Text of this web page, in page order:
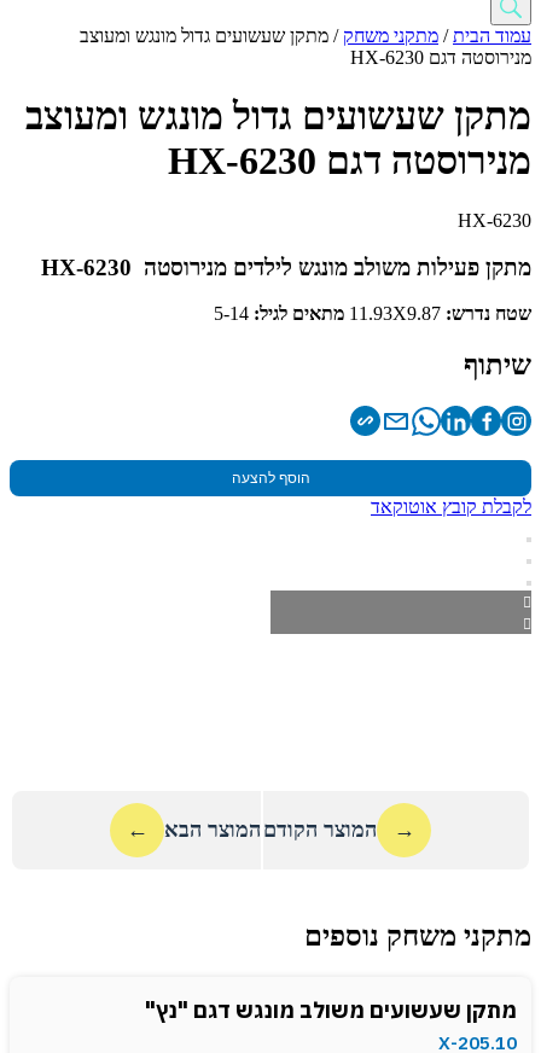
עמוד הבית/ מתקני משחק / מתקן שעשועים גדול מונגש ומעוצב
מנירוסטה דגם HX-6230
מתקן שעשועים גדול מונגש ומעוצב
מנירוסטה דגם HX-6230
HX-6230
מתקן פעילות משולב מונגש לילדים מנירוסטה HX-6230
שטח נדרש: 11.93X9.87 מתאים לגיל:
שיתוף
הוסף להצעה
לקבלת קובץ אוטוקאד
→ המוצר הקודם המוצר הבא ←
מתקני משחק נוספים
מתקן שעשועים משולב מונגש דגם "נץ"
X-205.10